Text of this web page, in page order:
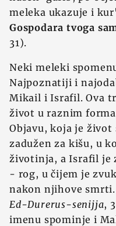
meleka ukazuje i
Gospodara tvoga
31).
Neki meleki
Najpoznatiji i
Mikail i Israfil. Ova
život u raznim
Objavu, koja je život
zadužen za kišu, u
životinja, a Israfil je
- rog, u čijem je
nakon njihove
Ed-Durerus-senijja,
imenu spominje i